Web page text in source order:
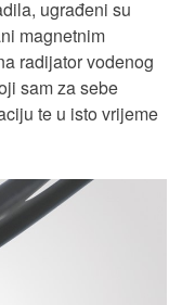
ugrađeni su
magnetnim
radijator vodenog
sam za sebe
te u isto vrijeme